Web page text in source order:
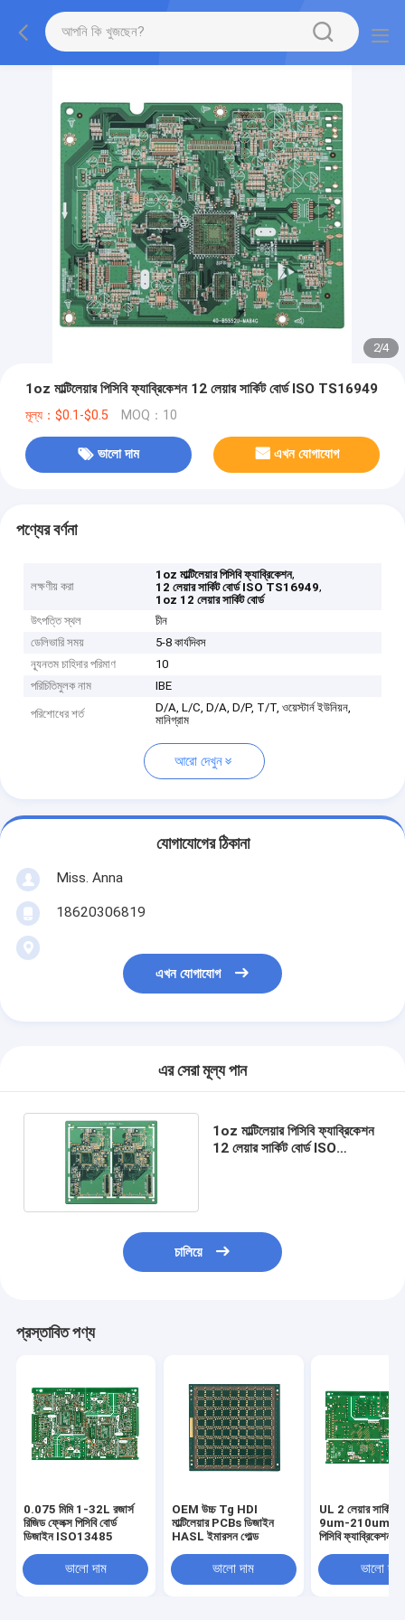
2/4
1oz মাল্টিলেয়ার পিসিবি ফ্যাব্রিকেশন 12 লেয়ার সার্কিট বোর্ড ISO TS16949
মূল্য：$0.1-$0.5 MOQ：10
ভালো দাম এখন যোগাযোগ
পণ্যের বর্ণনা
লক্ষণীয় করা
1oz মাল্টিলেয়ার পিসিবি ফ্যাব্রিকেশন,
12 লেয়ার সার্কিট বোর্ড ISO TS16949,
1oz 12 লেয়ার সার্কিট বোর্ড
উৎপত্তি স্থল
চীন
ডেলিভারি সময়
5-8 কার্যদিবস
ন্যূনতম চাহিদার পরিমাণ
10
পরিচিতিমুলক নাম
IBE
পরিশোধের শর্ত
D/A, L/C, D/A, D/P, T/T, ওয়েস্টার্ন ইউনিয়ন,
মানিগ্রাম
আরো দেখুন
যোগাযোগের ঠিকানা
Miss. Anna
18620306819
এখন যোগাযোগ
এর সেরা মূল্য পান
1oz মাল্টিলেয়ার পিসিবি ফ্যাব্রিকেশন
12 লেয়ার সার্কিট বোর্ড ISO
চালিয়ে
প্রস্তাবিত পণ্য
0.075 মিমি 1-32L রজার্স
রিজিড ফ্লেক্স পিসিবি বোর্ড
ডিজাইন ISO13485
ভালো দাম
OEM উচ্চ Tg HDI
মাল্টিলেয়ার PCBs ডিজাইন
HASL ইমারসন গোল্ড
ভালো দাম
UL 2 লেয়ার সার্কিট
9um-210um
পিসিবি ফ্যাব্রিকেশন
ভালো দাম